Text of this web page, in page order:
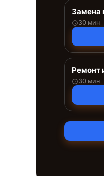
Замена
30 мин
Ремонт
30 мин